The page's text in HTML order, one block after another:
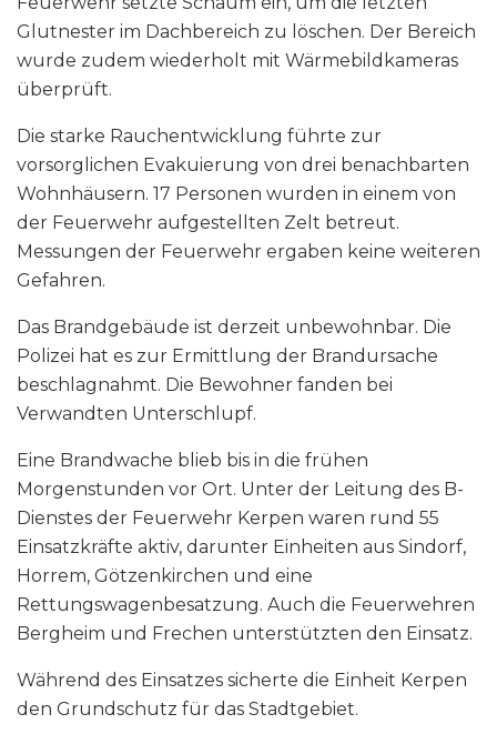
Glutnester im Dachbereich zu löschen. Der Bereich
wurde zudem wiederholt mit Wärmebildkameras
überprüft.
Die starke Rauchentwicklung führte zur
vorsorglichen Evakuierung von drei benachbarten
Wohnhäusern. 17 Personen wurden in einem von
der Feuerwehr aufgestellten Zelt betreut.
Messungen der Feuerwehr ergaben keine weiteren
Gefahren.
Das Brandgebäude ist derzeit unbewohnbar. Die
Polizei hat es zur Ermittlung der Brandursache
beschlagnahmt. Die Bewohner fanden bei
Verwandten Unterschlupf.
Eine Brandwache blieb bis in die frühen
Morgenstunden vor Ort. Unter der Leitung des B-
Dienstes der Feuerwehr Kerpen waren rund 55
Einsatzkräfte aktiv, darunter Einheiten aus Sindorf,
Horrem, Götzenkirchen und eine
Rettungswagenbesatzung. Auch die Feuerwehren
Bergheim und Frechen unterstützten den Einsatz.
Während des Einsatzes sicherte die Einheit Kerpen
den Grundschutz für das Stadtgebiet.